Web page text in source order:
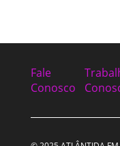
Fale
Conosco